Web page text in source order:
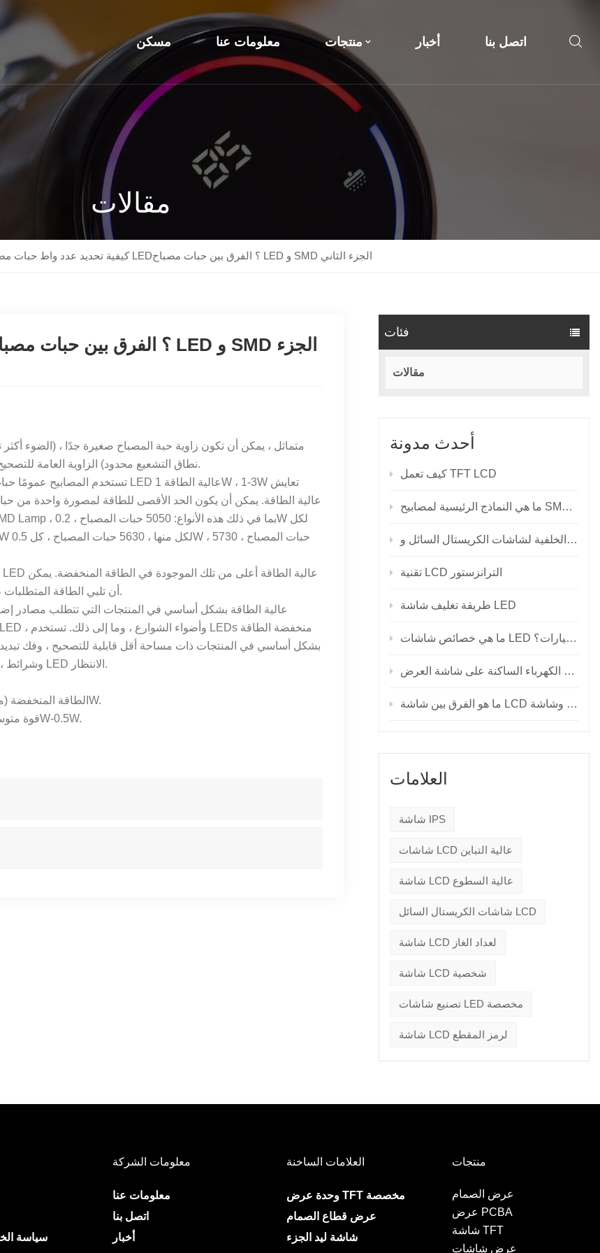
مسكن معلومات عنا منتجات أخبار اتصل بنا
مقالات
كيفية تحديد عدد واط حبات مصباح LED؟ الفرق بين حبات مصباح LED و SMD الجزء الثاني
فئات
مقالات
أحدث مدونة
كيف تعمل TFT LCD
تقنية LCD الترانزستور
طريقة تغليف شاشة LED
ما هي خصائص شاشات LED للسيارات؟
العلامات
شاشة IPS
شاشات LCD عالية التباين
شاشة LCD عالية السطوع
شاشات الكريستال السائل LCD
شاشة LCD لعداد الغاز
شاشة LCD شخصية
تصنيع شاشات LED مخصصة
شاشة LCD لرمز المقطع
نطاق التشعيع محدود) الزاوية العامة للتصحيح كبيرة نسبيًا. الملحق: قوة حبة المصباح كبيرة ، وقوة التصحيح صغيرة.
أن تلبي الطاقة المتطلبات طالما يتم استخدام لوحة الدوائر العادية وإضافة تبديد الحرارة الطبيعية.
بشكل أساسي في المنتجات ذات مساحة أقل قابلية للتصحيح ، وفك
مصابيح سقف LED ، وأضواء الفلورسنت LED ، وأضواء اللوحة LED ، وشرائط LED الانتظار.
الطاقة المنخفضة (مثل قبعة القش 5 مم ، مركزة 5 مم ، حزمة 3528 ، إلخ) ، حوالي 0.06W.
قوة متوسطة (مثل قبعة قش 8 مم ، قبعة قش 10 مم ، حزمة 5050 ، إلخ) 0.2W-0.5W.
سياسة
معلومات الشركة
معلومات عنا
اتصل بنا
أخبار
العلامات الساخنة
وحدة عرض TFT مخصصة
عرض قطاع الصمام
شاشة ليد الجزء
منتجات
عرض الصمام
عرض PCBA
شاشة TFT
عرض شاشات